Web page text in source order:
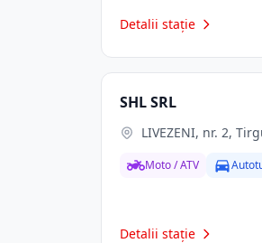
Detalii stație
SHL SRL
LIVEZENI, nr. 2,
Moto / ATV
Detalii stație